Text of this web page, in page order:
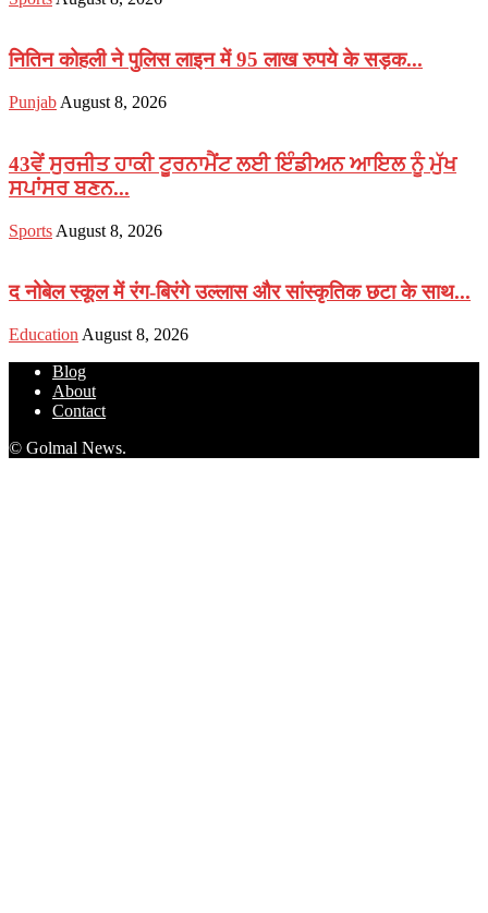
नितिन कोहली ने पुलिस लाइन में 95 लाख रुपये के सड़क...
Punjab August 8, 2026
43ਵੇਂ ਸੁਰਜੀਤ ਹਾਕੀ ਟੂਰਨਾਮੈਂਟ ਲਈ ਇੰਡੀਅਨ ਆਇਲ ਨੂੰ ਮੁੱਖ
ਸਪਾਂਸਰ ਬਣਨ...
Sports August 8, 2026
द नोबेल स्कूल में रंग-बिरंगे उल्लास और सांस्कृतिक छटा के साथ...
Education August 8, 2026
Blog
About
Contact
© Golmal News.